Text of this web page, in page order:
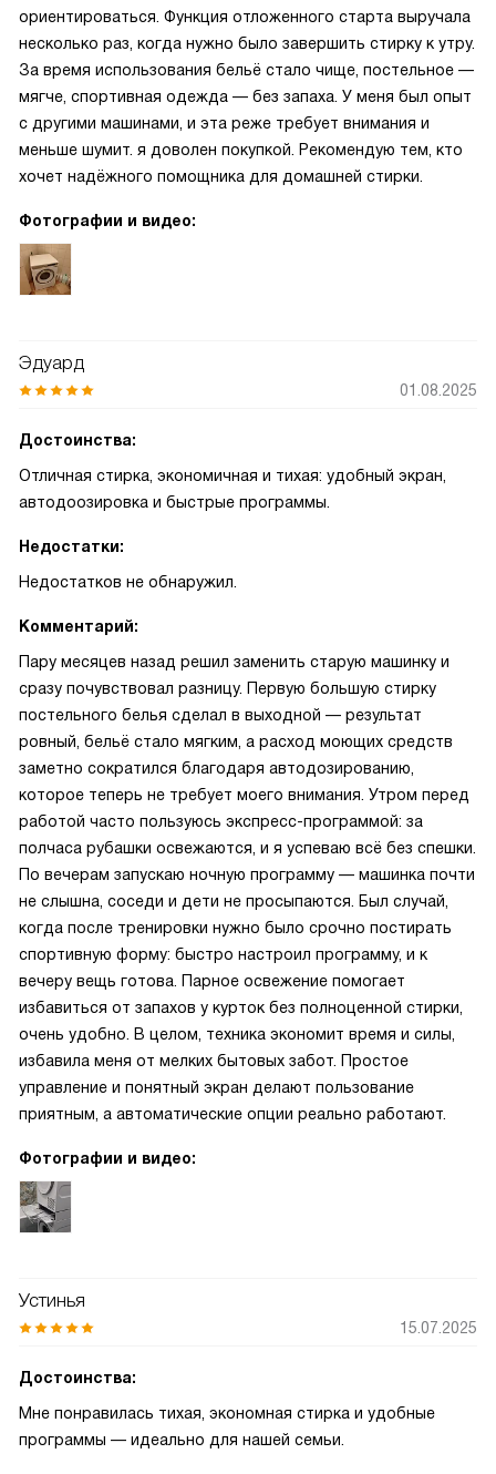
ориентироваться. Функция отложенного старта выручала
несколько раз, когда нужно было завершить стирку к утру.
За время использования бельё стало чище, постельное —
мягче, спортивная одежда — без запаха. У меня был опыт
с другими машинами, и эта реже требует внимания и
меньше шумит. я доволен покупкой. Рекомендую тем, кто
хочет надёжного помощника для домашней стирки.
Фотографии и видео:
Эдуард
01.08.2025
Достоинства:
Отличная стирка, экономичная и тихая: удобный экран,
автодоозировка и быстрые программы.
Недостатки:
Недостатков не обнаружил.
Комментарий:
Пару месяцев назад решил заменить старую машинку и
сразу почувствовал разницу. Первую большую стирку
постельного белья сделал в выходной — результат
ровный, бельё стало мягким, а расход моющих средств
заметно сократился благодаря автодозированию,
которое теперь не требует моего внимания. Утром перед
работой часто пользуюсь экспресс-программой: за
полчаса рубашки освежаются, и я успеваю всё без спешки.
По вечерам запускаю ночную программу — машинка почти
не слышна, соседи и дети не просыпаются. Был случай,
когда после тренировки нужно было срочно постирать
спортивную форму: быстро настроил программу, и к
вечеру вещь готова. Парное освежение помогает
избавиться от запахов у курток без полноценной стирки,
очень удобно. В целом, техника экономит время и силы,
избавила меня от мелких бытовых забот. Простое
управление и понятный экран делают пользование
приятным, а автоматические опции реально работают.
Фотографии и видео:
Устинья
15.07.2025
Достоинства:
Мне понравилась тихая, экономная стирка и удобные
программы — идеально для нашей семьи.